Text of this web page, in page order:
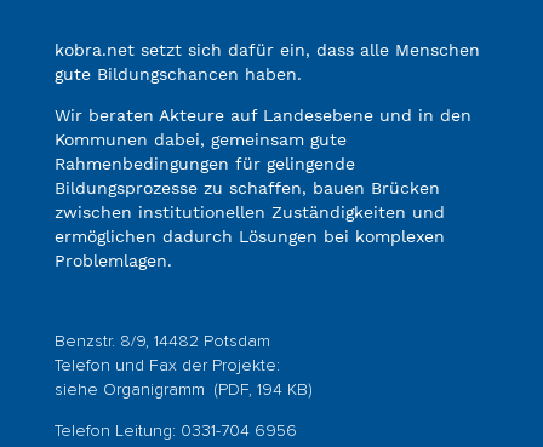
kobra.net setzt sich dafür ein, dass alle Menschen
gute Bildungschancen haben.
Wir beraten Akteure auf Landesebene und in den
Kommunen dabei, gemeinsam gute
Rahmenbedingungen für gelingende
Bildungsprozesse zu schaffen, bauen Brücken
zwischen institutionellen Zuständigkeiten und
ermöglichen dadurch Lösungen bei komplexen
Problemlagen.
Benzstr. 8/9, 14482 Potsdam
Telefon und Fax der Projekte:
siehe Organigramm (PDF, 194 KB)
Telefon Leitung: 0331-704 6956